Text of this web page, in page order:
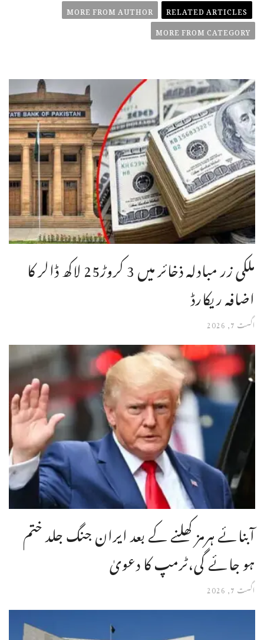
RELATED ARTICLES
MORE FROM AUTHOR
MORE FROM CATEGORY
ملکی زر مبادلہ ذخائر میں 3 کروڑ25 لاکھ ڈالر کا
اضافہ ریکارڈ
اگست 7, 2026
آبنائے ہرمز کھلنے کے بعد ایران جنگ جلد ختم
ہو جائے گی،ٹرمپ کا دعویٰ
اگست 7, 2026